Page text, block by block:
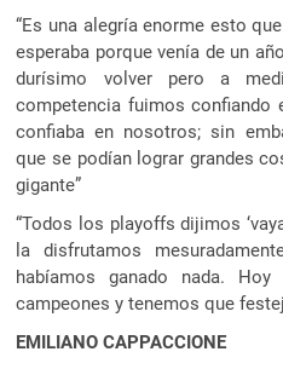
“Es una alegría enorme esto
esperaba porque venía de un
durísimo volver pero a
competencia fuimos confiando
confiaba en nosotros; sin
que se podían lograr grandes
gigante”
“Todos los playoffs dijimos
la disfrutamos
habíamos ganado nada.
campeones y tenemos que
EMILIANO CAPPACCIONE